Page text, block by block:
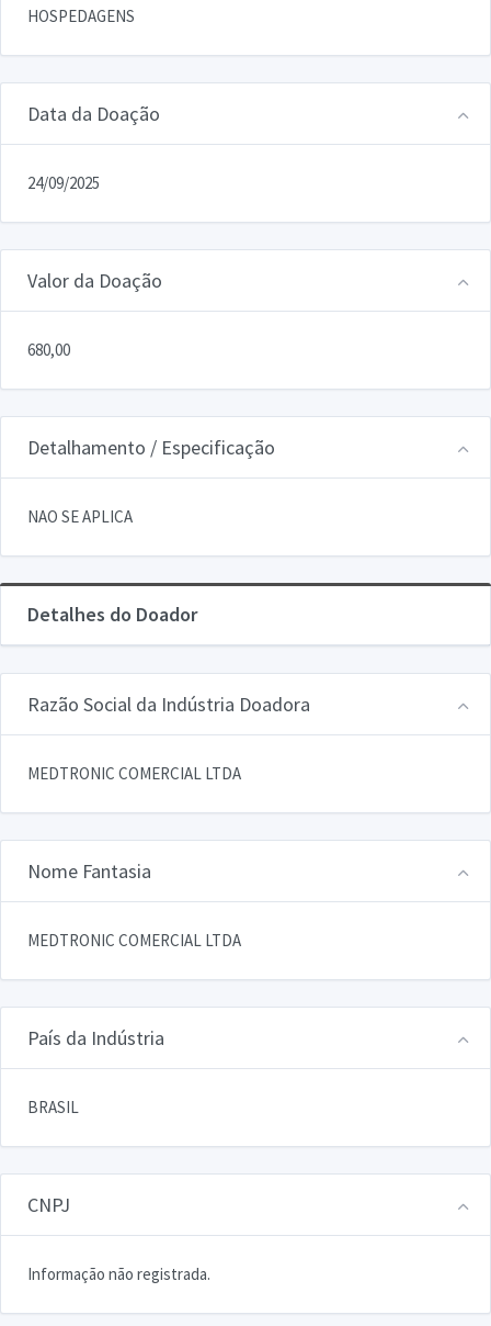
HOSPEDAGENS
Data da Doação
24/09/2025
Valor da Doação
680,00
Detalhamento / Especificação
NAO SE APLICA
Detalhes do Doador
Razão Social da Indústria Doadora
MEDTRONIC COMERCIAL LTDA
Nome Fantasia
MEDTRONIC COMERCIAL LTDA
País da Indústria
BRASIL
CNPJ
Informação não registrada.